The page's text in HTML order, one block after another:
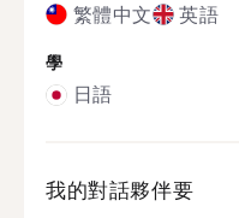
繁體中文 英語
學
日語
我的對話夥伴要